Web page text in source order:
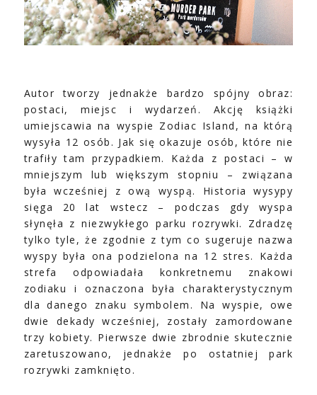
Autor tworzy jednakże bardzo spójny obraz:
postaci, miejsc i wydarzeń. Akcję książki
umiejscawia na wyspie Zodiac Island, na którą
wysyła 12 osób. Jak się okazuje osób, które nie
trafiły tam przypadkiem. Każda z postaci – w
mniejszym lub większym stopniu – związana
była wcześniej z ową wyspą. Historia wysypy
sięga 20 lat wstecz – podczas gdy wyspa
słynęła z niezwykłego parku rozrywki. Zdradzę
tylko tyle, że zgodnie z tym co sugeruje nazwa
wyspy była ona podzielona na 12 stres. Każda
strefa odpowiadała konkretnemu znakowi
zodiaku i oznaczona była charakterystycznym
dla danego znaku symbolem. Na wyspie, owe
dwie dekady wcześniej, zostały zamordowane
trzy kobiety. Pierwsze dwie zbrodnie skutecznie
zaretuszowano, jednakże po ostatniej park
rozrywki zamknięto.